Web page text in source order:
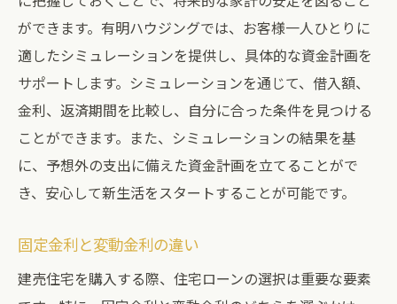
ができます。有明ハウジングでは、お客様一人ひとりに
適したシミュレーションを提供し、具体的な資金計画を
サポートします。シミュレーションを通じて、借入額、
金利、返済期間を比較し、自分に合った条件を見つける
ことができます。また、シミュレーションの結果を基
に、予想外の支出に備えた資金計画を立てることがで
き、安心して新生活をスタートすることが可能です。
固定金利と変動金利の違い
建売住宅を購入する際、住宅ローンの選択は重要な要素